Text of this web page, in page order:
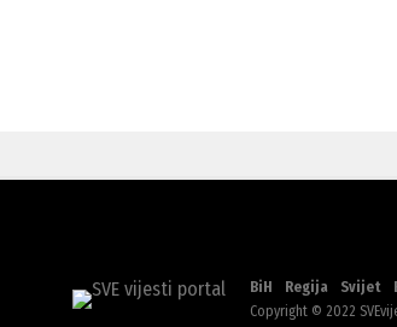
BiH Regija Svijet
Copyright © 2022